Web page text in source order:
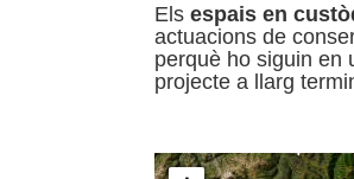
Els espais en
actuacions de
perquè ho siguin en
projecte a llarg